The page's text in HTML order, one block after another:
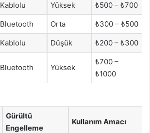
Kablolu Yüksek ₺500 – ₺700
Bluetooth Orta ₺300 – ₺500
Kablolu Düşük ₺200 – ₺300
Bluetooth Yüksek
₺700 –
₺1000
Gürültü
Engelleme
Kullanım Amacı